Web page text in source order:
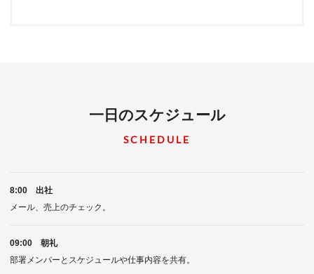
一日のスケジュール
SCHEDULE
8:00 出社
メール、売上のチェック。
09:00 朝礼
部署メンバーとスケジュールや仕事内容を共有。